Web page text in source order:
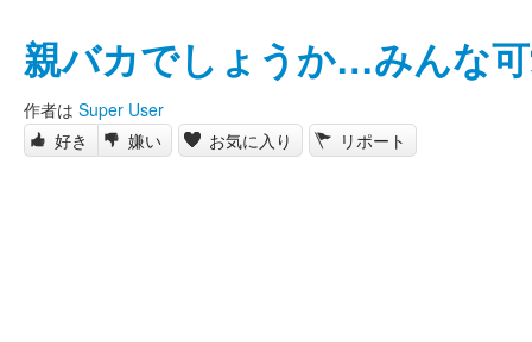
親バカでしょうか…みんな
作者は Super User
好き
嫌い お気に入り リポート